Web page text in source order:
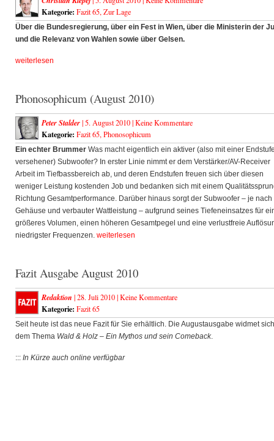
Kategorie: Fazit 65, Zur Lage
Über die Bundesregierung, über ein Fest in Wien, über die Ministerin der
und die Relevanz von Wahlen sowie über Gelsen.
weiterlesen
Phonosophicum (August 2010)
Peter Stalder| 5. August 2010 |Keine Kommentare
Kategorie: Fazit 65, Phonosophicum
Ein echter Brummer Was macht eigentlich ein aktiver (also mit einer
versehener) Subwoofer? In erster Linie nimmt er dem Verstärker/AV-Receiver
Arbeit im Tiefbassbereich ab, und deren Endstufen freuen sich über diesen
weniger Leistung kostenden Job und bedanken sich mit einem
Richtung Gesamtperformance. Darüber hinaus sorgt der Subwoofer – je nach
Gehäuse und verbauter Wattleistung – aufgrund seines Tiefeneinsatzes für
größeres Volumen, einen höheren Gesamtpegel und eine verlustfreie
niedrigster Frequenzen. weiterlesen
Fazit Ausgabe August 2010
Redaktion | 28. Juli 2010 |Keine Kommentare
Kategorie: Fazit 65
Seit heute ist das neue Fazit für Sie erhältlich. Die Augustausgabe widmet sich
dem Thema Wald & Holz – Ein Mythos und sein Comeback.
::: In Kürze auch online verfügbar